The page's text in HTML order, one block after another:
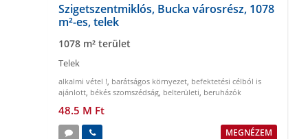
Szigetszentmiklós, Bucka városrész, 1078
m²-es, telek
1078 m² terület
Telek
alkalmi vétel !, barátságos környezet, befektetési célból is
ajánlott, békés szomszédság, belterületi, beruházók
48.5 M Ft
MEGNÉZEM